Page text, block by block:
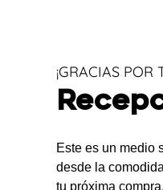
¡GRACIAS POR
Este es un medio
desde la
tu próxima compra.